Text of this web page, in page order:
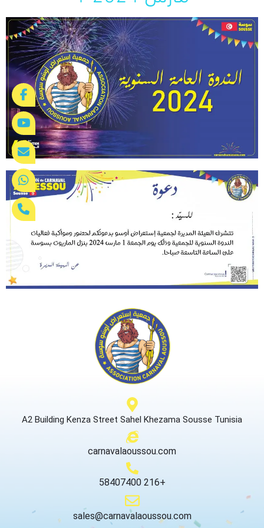
A2 Building Kenza Street Sahel Khezama Sousse Tunisia
carnavalaoussou.com
58407400 216+
sales@carnavalaoussou.com